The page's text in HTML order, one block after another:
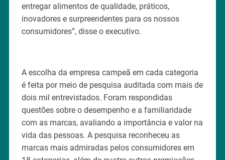
entregar alimentos de qualidade, práticos,
inovadores e surpreendentes para os nossos
consumidores”, disse o executivo.
A escolha da empresa campeã em cada categoria
é feita por meio de pesquisa auditada com mais de
dois mil entrevistados. Foram respondidas
questões sobre o desempenho e a familiaridade
com as marcas, avaliando a importância e valor na
vida das pessoas. A pesquisa reconheceu as
marcas mais admiradas pelos consumidores em